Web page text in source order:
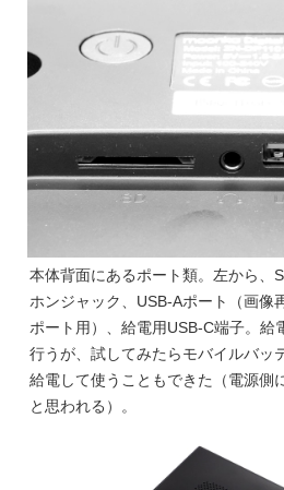
本体背面にあるポート類。左から、
ホンジャック、USB-Aポート（画像
ポート用）、給電用USB-C端子。給
行うが、試してみたらモバイルバッ
給電して使うこともできた（電源側
と思われる）。